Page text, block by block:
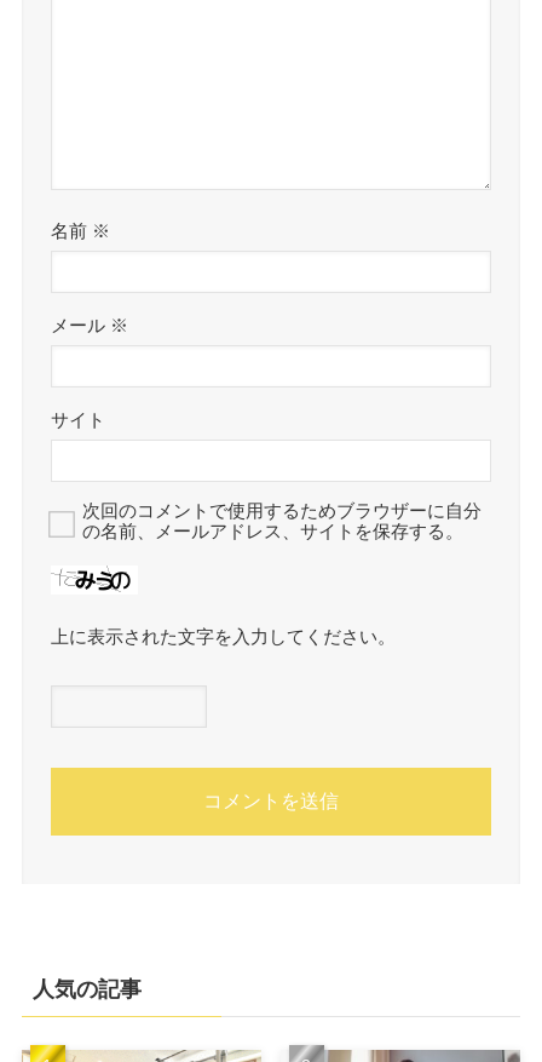
名前 ※
メール ※
サイト
次回のコメントで使用するためブラウザーに自分
の名前、メールアドレス、サイトを保存する。
上に表示された文字を入力してください。
人気の記事